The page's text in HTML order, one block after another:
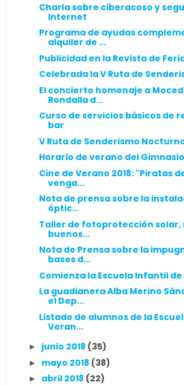
Charla sobre ciberacoso y
Internet
Programa de ayudas
alquiler de ...
Publicidad en la Revista de
Celebrada la V Ruta de
El concierto homenaje a
Rondalla d...
Curso de servicios básicos de
bar
V Ruta de Senderismo
Horario de verano del
Cine de Verano 2018: "Piratas
venga...
Nota de prensa sobre la
óptic...
Taller de fotoprotección solar,
buenos...
Nota de Prensa sobre la
bases d...
Comienza la Escuela Infantil de
La guadianera Alba Merino
el Dep...
Listado de alumnos de la
Veran...
► junio 2018 (35)
► mayo 2018 (38)
► abril 2018 (22)